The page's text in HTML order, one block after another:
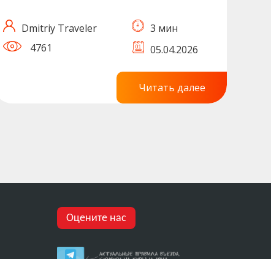
Dmitriy Traveler
3 мин
4761
05.04.2026
Читать далее
Оцените нас